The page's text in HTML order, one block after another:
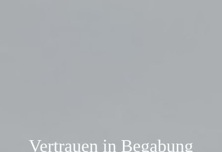
Vertrauen in Begabung